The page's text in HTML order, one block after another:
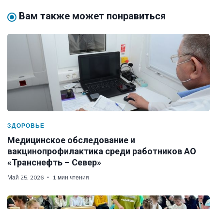
Вам также может понравиться
ЗДОРОВЬЕ
Медицинское обследование и
вакцинопрофилактика среди работников АО
«Транснефть – Север»
Май 25, 2026 1 мин чтения